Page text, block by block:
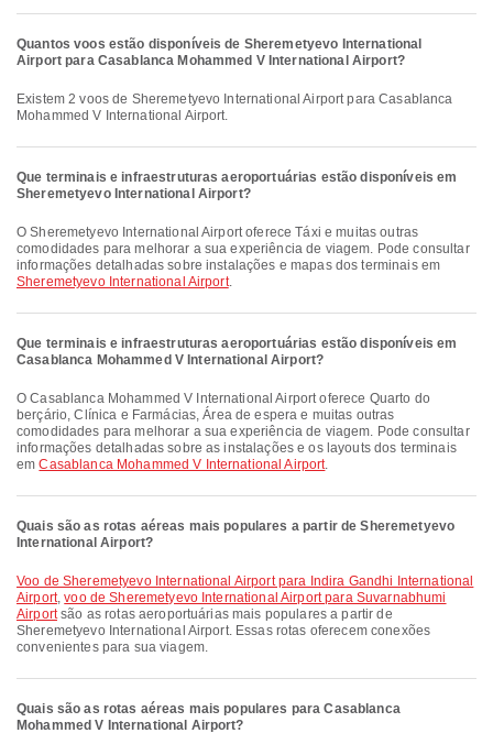
Quantos voos estão disponíveis de Sheremetyevo International
Airport para Casablanca Mohammed V International Airport?
Existem 2 voos de Sheremetyevo International Airport para Casablanca
Mohammed V International Airport.
Que terminais e infraestruturas aeroportuárias estão disponíveis em
Sheremetyevo International Airport?
O Sheremetyevo International Airport oferece Táxi e muitas outras
comodidades para melhorar a sua experiência de viagem. Pode consultar
informações detalhadas sobre instalações e mapas dos terminais em
Sheremetyevo International Airport.
Que terminais e infraestruturas aeroportuárias estão disponíveis em
Casablanca Mohammed V International Airport?
O Casablanca Mohammed V International Airport oferece Quarto do
berçário, Clínica e Farmácias, Área de espera e muitas outras
comodidades para melhorar a sua experiência de viagem. Pode consultar
informações detalhadas sobre as instalações e os layouts dos terminais
emCasablanca Mohammed V International Airport.
Quais são as rotas aéreas mais populares a partir de Sheremetyevo
International Airport?
voo de Sheremetyevo International Airport para Indira Gandhi International
Airport,voo de Sheremetyevo International Airport para Suvarnabhumi
Airportsão as rotas aeroportuárias mais populares a partir de
Sheremetyevo International Airport. Essas rotas oferecem conexões
convenientes para sua viagem.
Quais são as rotas aéreas mais populares para Casablanca
Mohammed V International Airport?